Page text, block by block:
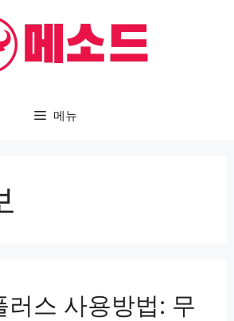
메뉴
스 사용방법: 무